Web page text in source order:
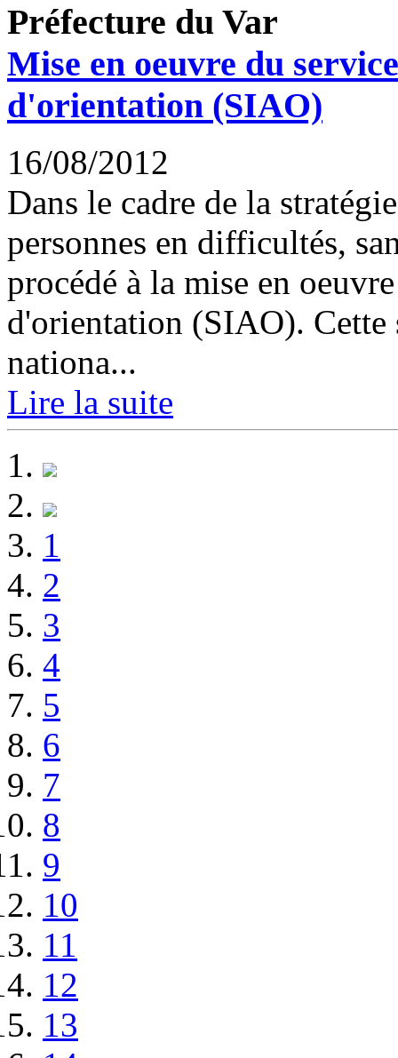
Préfecture du Var
Mise en oeuvre du
d'orientation (SIAO)
16/08/2012
Dans le cadre de la
personnes en difficultés,
procédé à la mise en
d'orientation (SIAO). Cette
nationa...
Lire la suite
1
2
3
4
5
6
7
8
9
10
11
12
13